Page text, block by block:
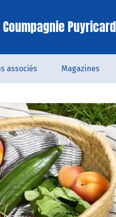
Puyricard
associés Magazines